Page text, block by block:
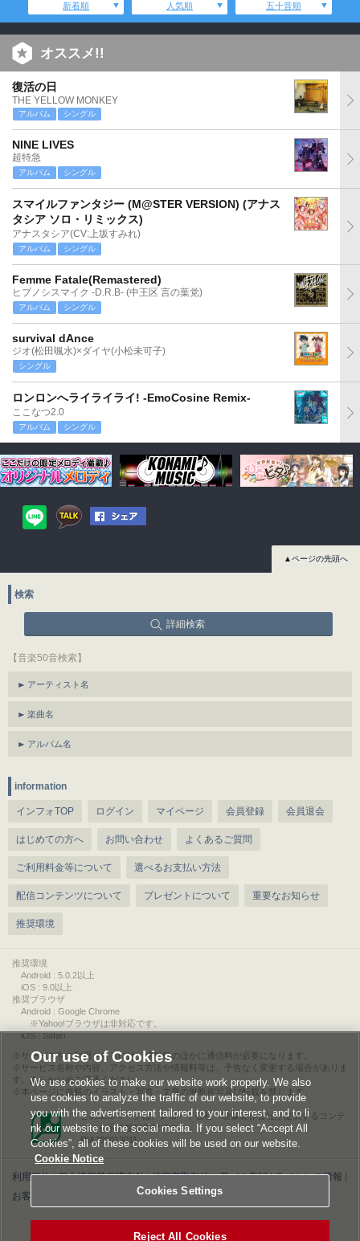
新着順 人気順 五十音順
オススメ!!
復活の日
THE YELLOW MONKEY
アルバム シングル
NINE LIVES
超特急
アルバム シングル
スマイルファンタジー (M@STER VERSION) (アナス
タシア ソロ・リミックス)
アナスタシア(CV:上坂すみれ)
アルバム シングル
Femme Fatale(Remastered)
ヒプノシスマイク -D.R.B- (中王区 言の葉党)
アルバム シングル
survival dAnce
ジオ(松田颯水)×ダイヤ(小松未可子)
シングル
ロンロンへライライライ! -EmoCosine Remix-
ここなつ2.0
アルバム シングル
▲ページの先頭へ
検索
詳細検索
【音楽50音検索】
アーティスト名
楽曲名
アルバム名
information
インフォTOP ログイン マイページ 会員登録 会員退会
はじめての方へ お問い合わせ よくあるご質問
ご利用料金等について 選べるお支払い方法
配信コンテンツについて プレゼントについて 重要なお知らせ
推奨環境
推奨環境
Android : 5.0.2以上
iOS : 9.0以上
推奨ブラウザ
Android : Google Chrome
※Yahoo!ブラウザは非対応です。
iOS : Safari
サービスをご利用されるには、情報料のほかに通信料が必要になります。
サービス名称や内容、アクセス方法や情報料等は、予告なく変更する場合がありま
す。あらかじめご了承ください。
本ページに掲載のイラスト・写真・文章の無断複写及び転載を禁じます。
このエルマークは、レコード会社・映像製作会社が提供するコンテ
ンツを示す登録商標です。
RIAJ00013011
利用規約|個人情報等保護方針|特定商取引法に基づく表記|ライセンス情報
お客様情報の外部送信について|Cookies Settings
Our use of Cookies
We use cookies to make our website work properly. We also
use cookies to analyze the traffic of our website, to provide
you with the advertisement tailored to your interest, and to li
nk our website to the social media. If you select “Accept All
Cookies”, all of these cookies will be used on our website.
Cookie Notice
Cookies Settings
Reject All Cookies